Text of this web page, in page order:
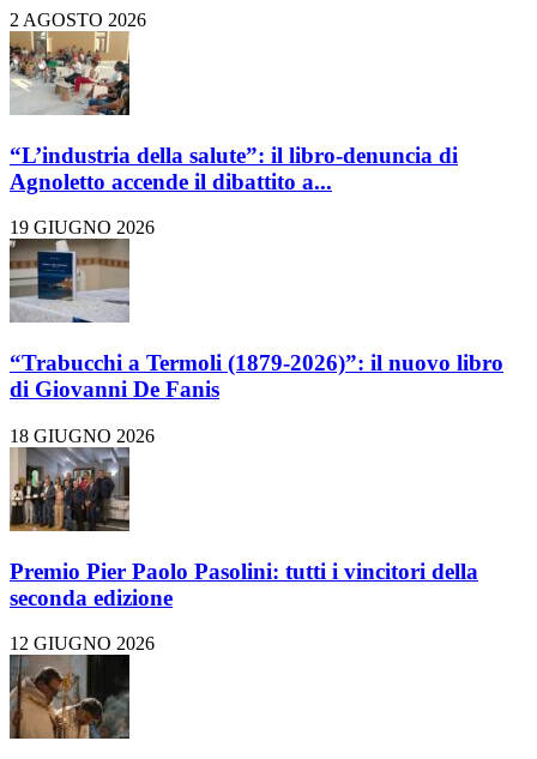
2 AGOSTO 2026
“L’industria della salute”: il libro-denuncia di
Agnoletto accende il dibattito a...
19 GIUGNO 2026
“Trabucchi a Termoli (1879-2026)”: il nuovo libro
di Giovanni De Fanis
18 GIUGNO 2026
Premio Pier Paolo Pasolini: tutti i vincitori della
seconda edizione
12 GIUGNO 2026